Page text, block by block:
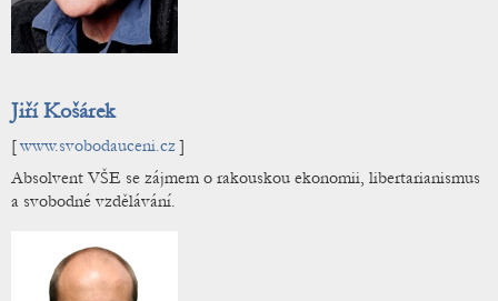
Jiří Košárek
[www.svobodauceni.cz]
Absolvent VŠE se zájmem o rakouskou ekonomii, libertarianismus
a svobodné vzdělávání.